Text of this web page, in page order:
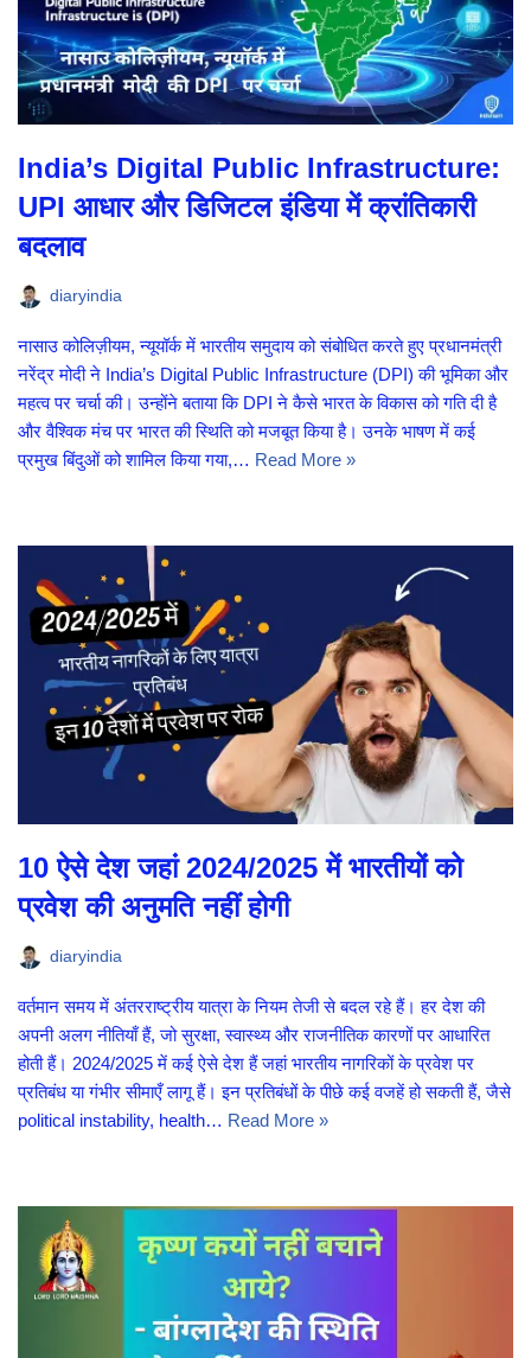
India’s Digital Public Infrastructure:
UPI आधार और डिजिटल इंडिया में क्रांतिकारी
बदलाव
diaryindia
नासाउ कोलिज़ीयम, न्यूयॉर्क में भारतीय समुदाय को संबोधित करते हुए प्रधानमंत्री
नरेंद्र मोदी ने India’s Digital Public Infrastructure (DPI) की भूमिका और
महत्व पर चर्चा की। उन्होंने बताया कि DPI ने कैसे भारत के विकास को गति दी है
और वैश्विक मंच पर भारत की स्थिति को मजबूत किया है। उनके भाषण में कई
प्रमुख बिंदुओं को शामिल किया गया,… Read More »
10 ऐसे देश जहां 2024/2025 में भारतीयों को
प्रवेश की अनुमति नहीं होगी
diaryindia
वर्तमान समय में अंतरराष्ट्रीय यात्रा के नियम तेजी से बदल रहे हैं। हर देश की
अपनी अलग नीतियाँ हैं, जो सुरक्षा, स्वास्थ्य और राजनीतिक कारणों पर आधारित
होती हैं। 2024/2025 में कई ऐसे देश हैं जहां भारतीय नागरिकों के प्रवेश पर
प्रतिबंध या गंभीर सीमाएँ लागू हैं। इन प्रतिबंधों के पीछे कई वजहें हो सकती हैं, जैसे
political instability, health… Read More »